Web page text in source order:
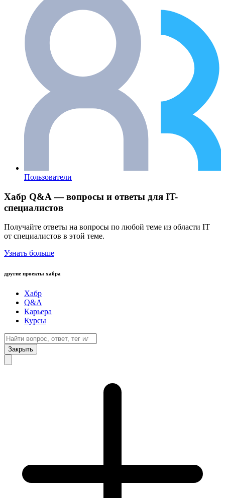
Пользователи
Хабр Q&A — вопросы и ответы для IT-
специалистов
Получайте ответы на вопросы по любой теме из области IT
от специалистов в этой теме.
Узнать больше
другие проекты хабра
Хабр
Q&A
Карьера
Курсы
Закрыть